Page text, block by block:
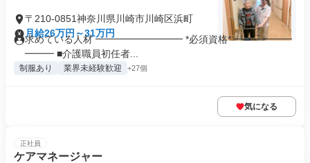
〒210-0851神奈川県川崎市川崎区浜町
月給26万円～31万円
求めている人材 ━━━━━━━━━ *必須資格* ━━━━━━
━━━ ■介護職員初任者...
制服あり 業界未経験歓迎 +27個
気になる
正社員
ケアマネージャー